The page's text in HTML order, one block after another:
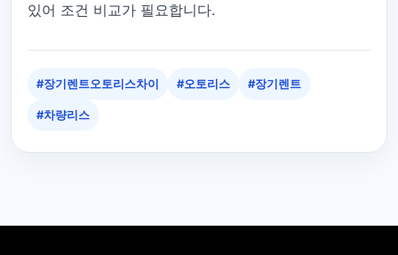
있어 조건 비교가 필요합니다.
#장기렌트오토리스차이 #오토리스 #장기렌트
#차량리스